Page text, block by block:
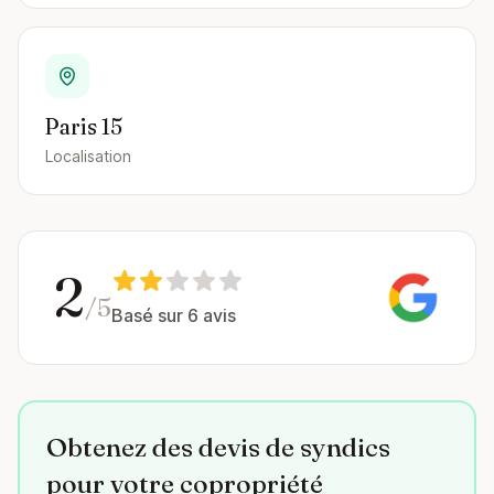
Paris 15
Localisation
2/5Basé sur 6 avis
Obtenez des devis de syndics
pour votre copropriété